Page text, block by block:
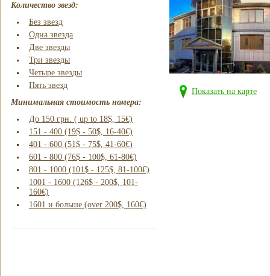
Количество звезд:
Без звезд
Одна звезда
Две звезды
Три звезды
Четыре звезды
Пять звезд
Минимальная стоимость номера:
До 150 грн. ( up to 18$, 15€)
151 - 400 (19$ - 50$, 16-40€)
401 - 600 (51$ - 75$, 41-60€)
601 - 800 (76$ - 100$, 61-80€)
801 - 1000 (101$ - 125$, 81-100€)
1001 - 1600 (126$ - 200$, 101-
160€)
1601 и больше (over 200$, 160€)
Показать на карте